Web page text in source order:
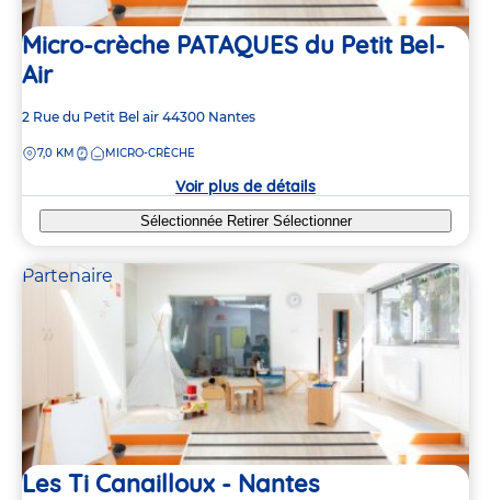
Micro-crèche PATAQUES du Petit Bel-
Air
Adresse
la
2 Rue du Petit Bel air 44300 Nantes
DISTANCE
7,0 KM MICRO-CRÈCHE
Voir plus de détails
Sélectionnée Retirer Sélectionner
Partenaire
Les Ti Canailloux - Nantes